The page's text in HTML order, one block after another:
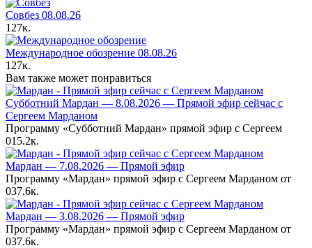
Совбез 08.08.26
127к.
Международное обозрение 08.08.26
127к.
Вам также может понравиться
Субботний Мардан — 8.08.2026 — Прямой эфир сейчас с
Сергеем Марданом
Программу «Субботний Мардан» прямой эфир с Сергеем
015.2к.
Мардан — 7.08.2026 — Прямой эфир
Программу «Мардан» прямой эфир с Сергеем Марданом от
037.6к.
Мардан — 3.08.2026 — Прямой эфир
Программу «Мардан» прямой эфир с Сергеем Марданом от
037.6к.